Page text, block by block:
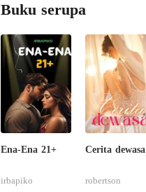
Buku serupa
Ena-Ena 21+
irbapiko
Cerita dewasa
robertson